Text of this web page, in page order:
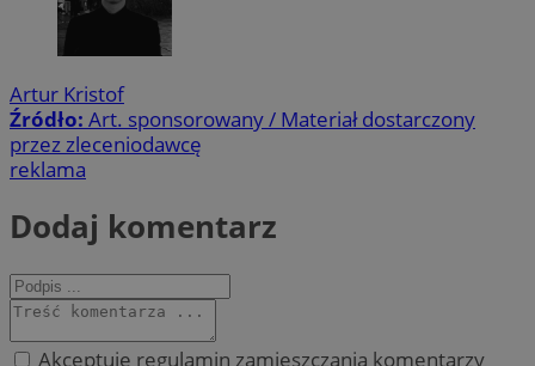
Artur Kristof
Źródło: Art. sponsorowany / Materiał dostarczony
przez zleceniodawcę
reklama
Dodaj komentarz
Akceptuję regulamin zamieszczania komentarzy